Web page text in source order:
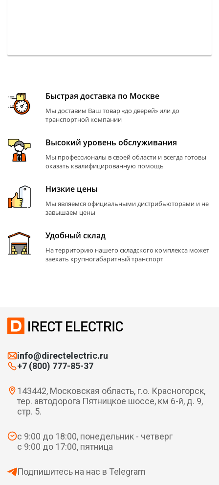
Быстрая доставка по Москве
Мы доставим Ваш товар «до дверей» или до
транспортной компании
Высокий уровень обслуживания
Мы профессионалы в своей области и всегда готовы
оказать квалифицированную помощь
Низкие цены
Мы являемся официальными дистрибьюторами и не
завышаем цены
Удобный склад
На территорию нашего складского комплекса может
заехать крупногабаритный транспорт
info@directelectric.ru
+7 (800) 777-85-37
143442, Московская область, г.о. Красногорск,
тер. автодорога Пятницкое шоссе, км 6-й, д. 9,
стр. 5.
с 9:00 до 18:00, понедельник - четверг
с 9:00 до 17:00, пятница
Подпишитесь на нас в Telegram